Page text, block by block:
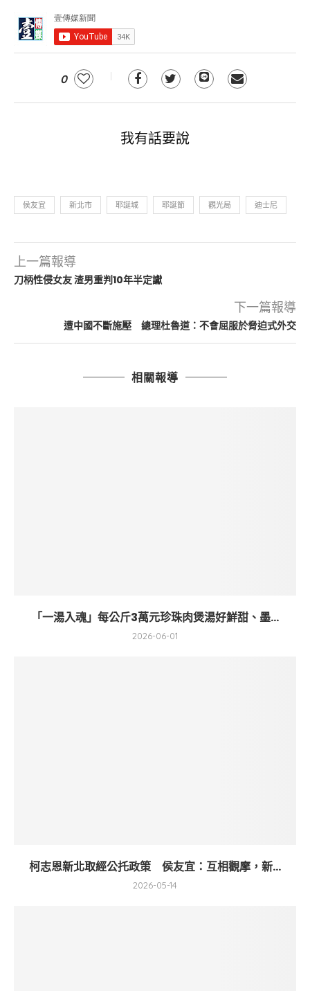
0
我有話要說
侯友宜 新北市 耶誕城 耶誕節 觀光局 迪士尼
上一篇報導
刀柄性侵女友 渣男重判10年半定讞
下一篇報導
遭中國不斷施壓 總理杜魯道：不會屈服於脅迫式外交
相關報導
「一湯入魂」每公斤3萬元珍珠肉煲湯好鮮甜、墨...
2026-06-01
柯志恩新北取經公托政策 侯友宜：互相觀摩，新...
2026-05-14